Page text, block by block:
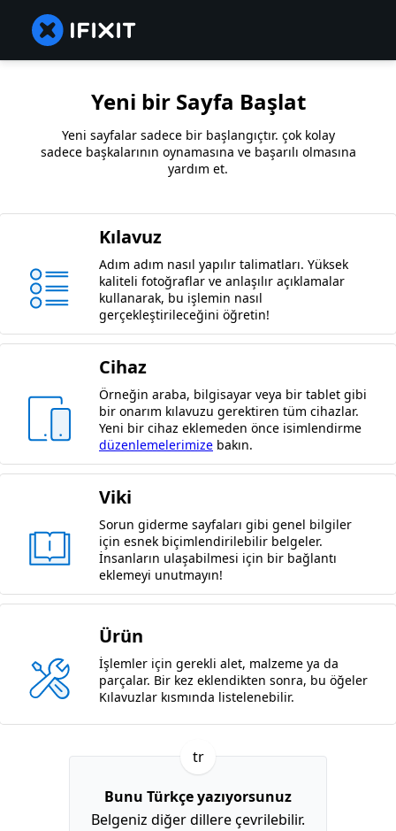
Yeni bir Sayfa Başlat
Yeni sayfalar sadece bir başlangıçtır. çok kolay
sadece başkalarının oynamasına ve başarılı olmasına
yardım et.
Kılavuz
Adım adım nasıl yapılır talimatları. Yüksek
kaliteli fotoğraflar ve anlaşılır açıklamalar
kullanarak, bu işlemin nasıl
gerçekleştirileceğini öğretin!
Cihaz
Örneğin araba, bilgisayar veya bir tablet gibi
bir onarım kılavuzu gerektiren tüm cihazlar.
Yeni bir cihaz eklemeden önce isimlendirme
düzenlemelerimize bakın.
Viki
Sorun giderme sayfaları gibi genel bilgiler
için esnek biçimlendirilebilir belgeler.
İnsanların ulaşabilmesi için bir bağlantı
eklemeyi unutmayın!
Ürün
İşlemler için gerekli alet, malzeme ya da
parçalar. Bir kez eklendikten sonra, bu öğeler
Kılavuzlar kısmında listelenebilir.
tr
Bunu Türkçe yazıyorsunuz
Belgeniz diğer dillere çevrilebilir.